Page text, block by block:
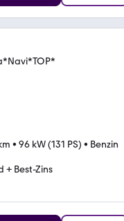
• 96 kW (131 PS) • Benzin
+ Best-Zins